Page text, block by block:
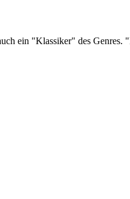
ein "Klassiker" des Genres.